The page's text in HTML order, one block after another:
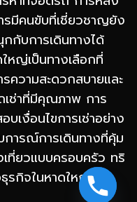
รมีคนขับที่เชี่ยวชาญยัง
กับการเดินทางได้
หญ่เป็นทางเลือกที่
ความสะดวกสบายและ
เช่าที่มีคุณภาพ การ
เงื่อนไขการเช่าอย่าง
การณ์การเดินทางที่คุ้ม
เที่ยวแบบครอบครัว ทริ
รกิจในหาดใหญ่และ